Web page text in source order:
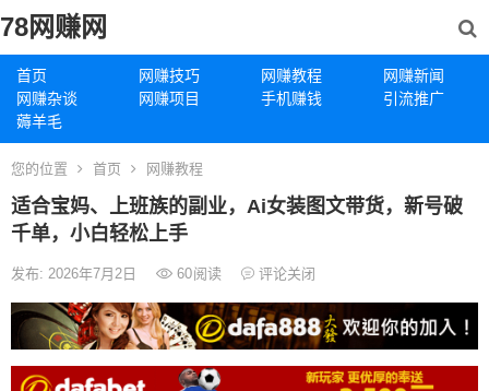
78网赚网
首页 网赚技巧 网赚教程
网赚新闻
网赚杂谈
网赚项目 手机赚钱
引流推广
薅羊毛
您的位置 首页 网赚教程
适合宝妈、上班族的副业，Ai女装图文带货，新号破
千单，小白轻松上手
发布: 2026年7月2日 60阅读 评论关闭